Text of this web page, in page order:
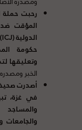
رحبت
المؤقت
الدولية(
ICJ
)
حكومة
وتعليقها
الخبر
أصدرت
في غزة،
والجامعات